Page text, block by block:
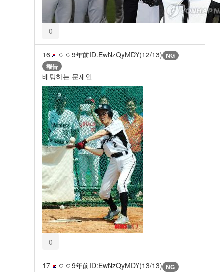
0
16 ㅇㅇ9年前ID:EwNzQyMDY(12/13) NG
報告
배팅하는 문재인
0
17 ㅇㅇ9年前ID:EwNzQyMDY(13/13) NG